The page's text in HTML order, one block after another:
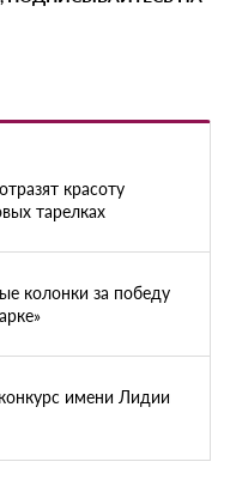
красоту
тарелках
колонки за победу
имени Лидии